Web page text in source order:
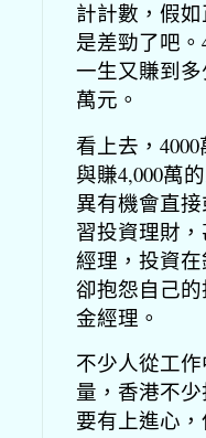
計計數，假
是差勁了吧
一生又賺到多
萬元。
看上去，
與賺4,000萬
異有機會直
習投資理財
經理，投資
卻抱怨自己
金經理。
不少人從工
量，香港不
要有上進心